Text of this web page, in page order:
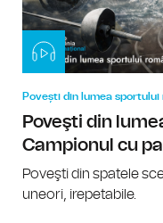
Povești din lumea sportului
Poveşti din
Campionul cu
Poveşti din spatele
uneori, irepetabile.